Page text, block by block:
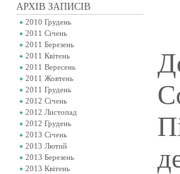
АРХІВ ЗАПИСІВ
2010 Грудень
2011 Січень
2011 Березень
2011 Квітень
2011 Вересень
2011 Жовтень
2011 Грудень
2012 Січень
2012 Листопад
2012 Грудень
2013 Січень
2013 Лютий
2013 Березень
2013 Квітень